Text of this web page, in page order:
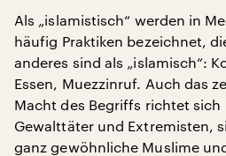
Als „islamistisch“ werden in
häufig Praktiken bezeichnet,
anderes sind als „islamisch“:
Essen, Muezzinruf. Auch das
Macht des Begriffs richtet
Gewalttäter und Extremisten,
ganz gewöhnliche Muslime